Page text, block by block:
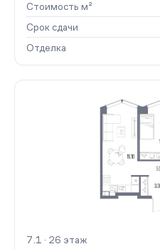
Стоимость м²
Срок сдачи
Отделка
7.1 · 26 этаж